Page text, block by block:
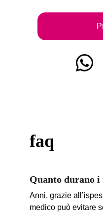
faq
Quanto durano
Anni, grazie
medico può evitare